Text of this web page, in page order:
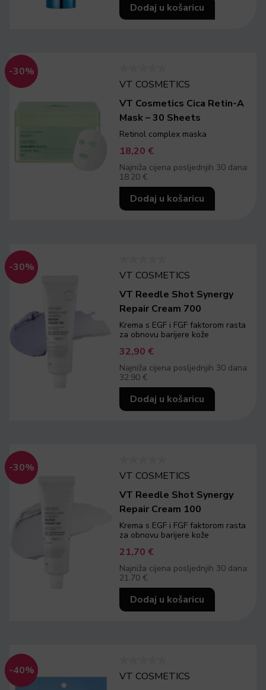
Dodaj u košaricu
-30%
VT COSMETICS
VT Cosmetics Cica Retin-A
Mask – 30 Sheets
Retinol complex maska
18,20€
Najniža cijena posljednjih 30 dana:
18.20 €
Dodaj u košaricu
-30%
VT COSMETICS
VT Reedle Shot Synergy
Repair Cream 700
Krema s EGF i FGF faktorom rasta
za obnovu barijere kože
32,90€
Najniža cijena posljednjih 30 dana:
32.90 €
Dodaj u košaricu
-30%
VT COSMETICS
VT Reedle Shot Synergy
Repair Cream 100
Krema s EGF i FGF faktorom rasta
za obnovu barijere kože
21,70€
Najniža cijena posljednjih 30 dana:
21.70 €
Dodaj u košaricu
-40%
VT COSMETICS